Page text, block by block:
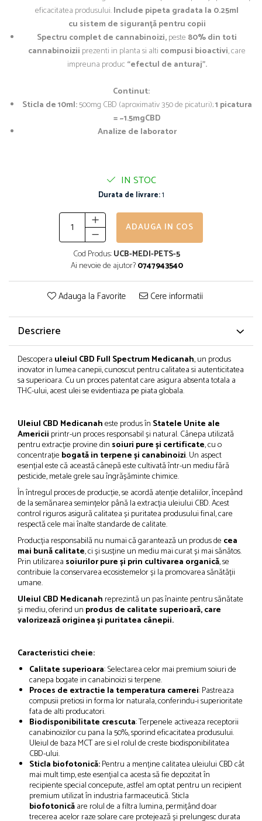
eficacitatea produsului.Include pipeta gradata la 0.25ml
cu sistem de siguranță pentru copii
Spectru complet de cannabinoizi,peste 80% din toti
cannabinoizii prezenti in planta si alti compusi bioactivi, care
impreuna produc “efectul de anturaj”.
Continut:
Sticla de 10ml:500mg CBD (aproximativ 350 de picaturi);1 picatura
= ~1.5mgCBD
Analize de laborator
IN STOC
Durata de livrare:1
ADAUGA IN COS
Cod Produs:UCB-MEDI-PETS-5
Ai nevoie de ajutor?0747943540
Adauga la Favorite Cere informatii
Descriere
Descopera uleiul CBD Full Spectrum Medicanah, un produs
inovator in lumea canepii, cunoscut pentru calitatea si autenticitatea
sa superioara. Cu un proces patentat care asigura absenta totala a
THC-ului, acest ulei se evidentiaza pe piata globala.
Uleiul CBD Medicanaheste produs în Statele Unite ale
Americii printr-un proces responsabil și natural. Cânepa utilizată
pentru extracție provine din soiuri pure și certificate, cu o
concentrație bogată in terpene și canabinoizi. Un aspect
esențial este că această cânepă este cultivată într-un mediu fără
pesticide, metale grele sau îngrășăminte chimice.
În întregul proces de producție, se acordă atenție detaliilor, începând
de la semănarea semințelor până la extracția uleiului CBD. Acest
control riguros asigură calitatea și puritatea produsului final, care
respectă cele mai înalte standarde de calitate.
Producția responsabilă nu numai că garantează un produs de cea
mai bună calitate, ci și susține un mediu mai curat și mai sănătos.
Prin utilizarea soiurilor pure și prin cultivarea organică, se
contribuie la conservarea ecosistemelor și la promovarea sănătății
umane.
Uleiul CBD Medicanah reprezintă un pas înainte pentru sănătate
și mediu, oferind un produs de calitate superioară, care
valorizează originea și puritatea cânepii.
Caracteristici cheie:
Calitate superioara: Selectarea celor mai premium soiuri de
canepa bogate in canabinoizi si terpene.
Proces de extractie la temperatura camerei: Pastreaza
compusii pretiosi in forma lor naturala, conferindu-i superioritate
fata de alti producatori.
Biodisponibilitate crescuta: Terpenele activeaza receptorii
canabinoizilor cu pana la 50%, sporind eficacitatea produsului.
Uleiul de baza MCT are si el rolul de creste biodisponibilitatea
CBD-ului.
Sticla biofotonică:Pentru a menține calitatea uleiului CBD cât
mai mult timp, este esențial ca acesta să fie depozitat în
recipiente special concepute, astfel am optat pentru un recipient
premium utilizat în industria farmaceutică. Sticla
biofotonicăare rolul de a filtra lumina, permițând doar
trecerea acelor raze solare care protejează și prelungesc durata